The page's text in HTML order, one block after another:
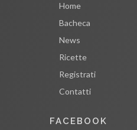
Home
Bacheca
News
Ricette
Registrati
Contatti
FACEBOOK